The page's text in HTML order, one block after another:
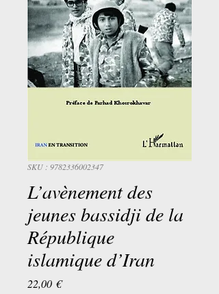
SKU : 9782336002347
L’avènement des
jeunes bassidji de la
République
islamique d’Iran
22,00 €Prix